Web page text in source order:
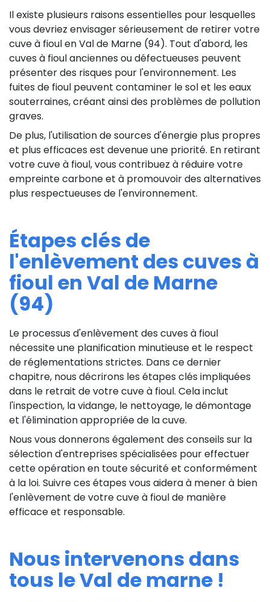
Il existe plusieurs raisons essentielles pour lesquelles
vous devriez envisager sérieusement de retirer votre
cuve à fioul en Val de Marne (94). Tout d'abord, les
cuves à fioul anciennes ou défectueuses peuvent
présenter des risques pour l'environnement. Les
fuites de fioul peuvent contaminer le sol et les eaux
souterraines, créant ainsi des problèmes de pollution
graves.
De plus, l'utilisation de sources d'énergie plus propres
et plus efficaces est devenue une priorité. En retirant
votre cuve à fioul, vous contribuez à réduire votre
empreinte carbone et à promouvoir des alternatives
plus respectueuses de l'environnement.
Étapes clés de
l'enlèvement des cuves à
fioul en Val de Marne
(94)
Le processus d'enlèvement des cuves à fioul
nécessite une planification minutieuse et le respect
de réglementations strictes. Dans ce dernier
chapitre, nous décrirons les étapes clés impliquées
dans le retrait de votre cuve à fioul. Cela inclut
l'inspection, la vidange, le nettoyage, le démontage
et l'élimination appropriée de la cuve.
Nous vous donnerons également des conseils sur la
sélection d'entreprises spécialisées pour effectuer
cette opération en toute sécurité et conformément
à la loi. Suivre ces étapes vous aidera à mener à bien
l'enlèvement de votre cuve à fioul de manière
efficace et responsable.
Nous intervenons dans
tous le Val de marne !